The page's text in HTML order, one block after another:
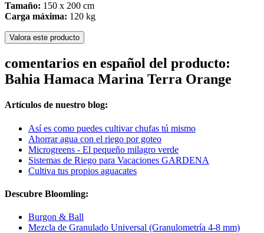
Tamaño: 150 x 200 cm
Carga máxima: 120 kg
Valora este producto
comentarios en español del producto:
Bahia Hamaca Marina Terra Orange
Artículos de nuestro blog:
Así es como puedes cultivar chufas tú mismo
Ahorrar agua con el riego por goteo
Microgreens - El pequeño milagro verde
Sistemas de Riego para Vacaciones GARDENA
Cultiva tus propios aguacates
Descubre Bloomling:
Burgon & Ball
Mezcla de Granulado Universal (Granulometría 4-8 mm)